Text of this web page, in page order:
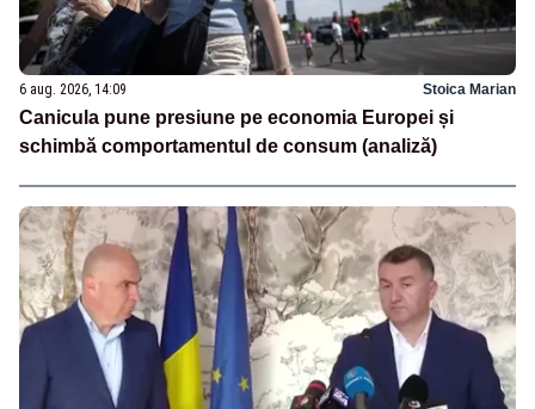
6 aug. 2026, 14:09 Stoica Marian
Canicula pune presiune pe economia Europei și
schimbă comportamentul de consum (analiză)